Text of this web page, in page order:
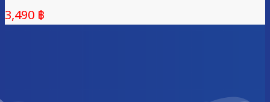
3,490 ฿